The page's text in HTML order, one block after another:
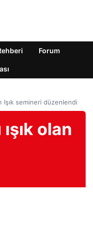
Forum
Işık semineri düzenlendi
olan